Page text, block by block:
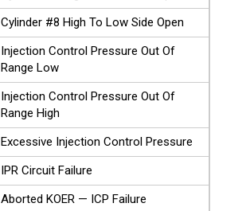
Cylinder #8 High To Low Side Open
Injection Control Pressure Out Of
Range Low
Injection Control Pressure Out Of
Range High
Excessive Injection Control Pressure
IPR Circuit Failure
Aborted KOER — ICP Failure